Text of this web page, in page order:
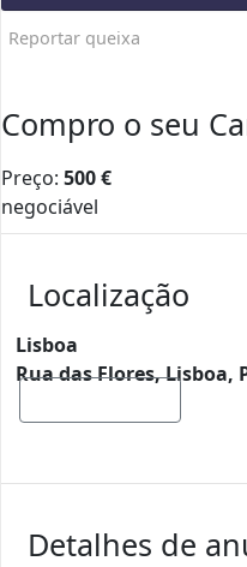
Reportar queixa
Compro o seu
Preço: 500€
negociável
Localização
Lisboa
Rua das Flores, Lisboa,
Detalhes de